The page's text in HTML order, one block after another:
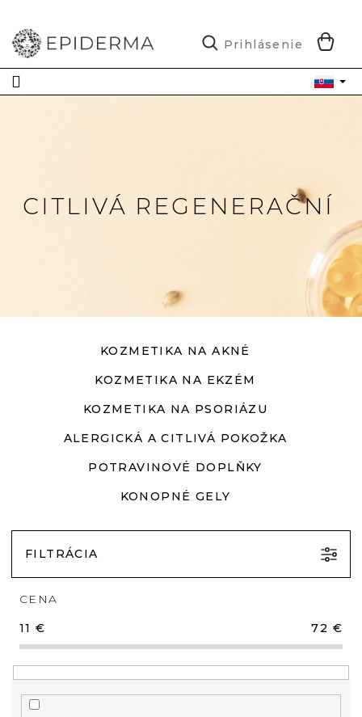
obsah
Prihlásenie
CITLIVÁ REGENERAČNÍ
KOZMETIKA NA AKNÉ
KOZMETIKA NA EKZÉM
KOZMETIKA NA PSORIÁZU
ALERGICKÁ A CITLIVÁ POKOŽKA
POTRAVINOVÉ DOPLŇKY
KONOPNÉ GELY
FILTRÁCIA
CENA
11 € 72 €